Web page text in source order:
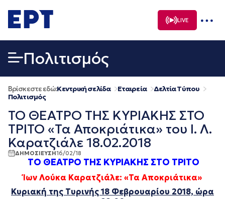
σε
περιεχόμενο
LIVE
Πολιτισμός
Βρίσκεστε εδώ:Κεντρική σελίδα Εταιρεία
Δελτία Τύπου
Πολιτισμός
ΤΟ ΘΕΑΤΡΟ ΤΗΣ ΚΥΡΙΑΚΗΣ ΣΤΟ
ΤΡΙΤΟ «Τα Αποκριάτικα» του Ι. Λ.
Καρατζιάλε 18.02.2018
ΔΗΜΟΣΙΕΥΣΗ16/02/18
ΤΟ ΘΕΑΤΡΟ ΤΗΣ ΚΥΡΙΑΚΗΣ ΣΤΟ ΤΡΙΤΟ
Ίων Λούκα Καρατζιάλε: «Τα Αποκριάτικα»
Κυριακή της Τυρινής 18 Φεβρουαρίου 2018, ώρα